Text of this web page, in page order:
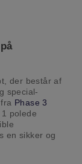
der består af
special-
Phase 3
polede
en sikker og